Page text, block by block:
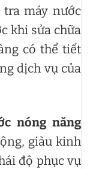
máy nước
khi sửa chữa
có thể tiết
dịch vụ của
nóng năng
giàu kinh
độ phục vụ